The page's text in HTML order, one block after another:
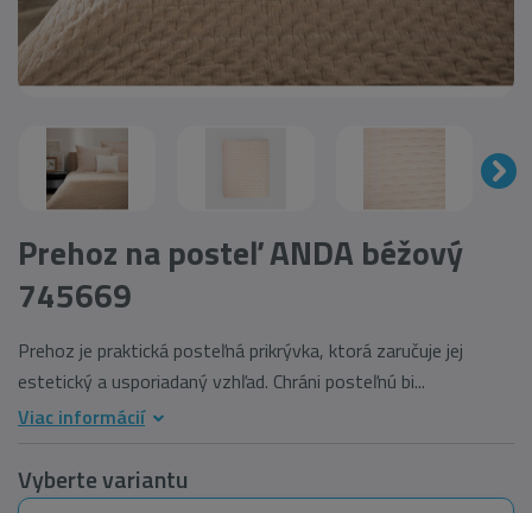
Prehoz na posteľ ANDA béžový
745669
Prehoz je praktická posteľná prikrývka, ktorá zaručuje jej
estetický a usporiadaný vzhľad. Chráni posteľnú bi...
Viac informácií
Vyberte variantu